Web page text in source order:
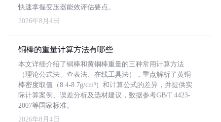
快速掌握变压器能效评估要点。
2026年8月4日
铜棒的重量计算方法有哪些
本文详细介绍了铜棒和黄铜棒重量的三种常用计算方法
（理论公式法、查表法、在线工具法），重点解析了黄铜
棒密度取值（8.4-8.7g/cm³）和计算公式的差异，并提供实
际计算案例、误差分析及选材建议，数据参考GB/T 4423-
2007等国家标准。
2026年8月4日